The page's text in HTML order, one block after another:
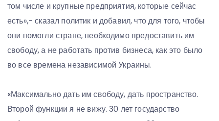
том числе и крупные предприятия, которые сейчас
есть»,- сказал политик и добавил, что для того, чтобы
они помогли стране, необходимо предоставить им
свободу, а не работать против бизнеса, как это было
во все времена независимой Украины.
«Максимально дать им свободу, дать пространство.
Второй функции я не вижу. 30 лет государство